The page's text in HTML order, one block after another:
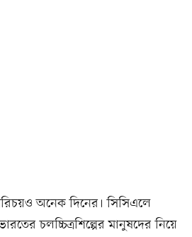
অনেক দিনের। সিসিএলে
চলচ্চিত্রশিল্পের মানুষদের নিয়ে